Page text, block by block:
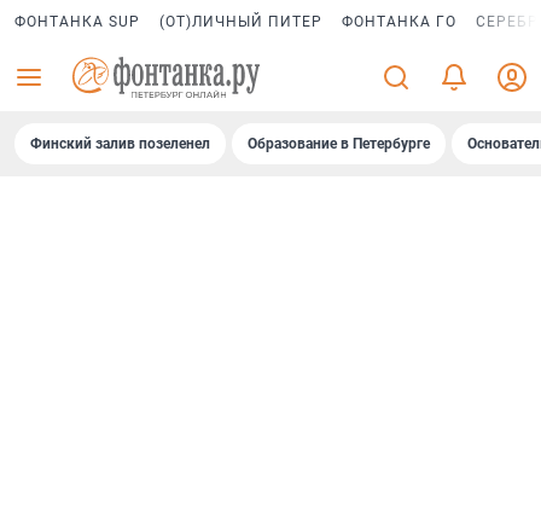
ФОНТАНКА SUP (ОТ)ЛИЧНЫЙ ПИТЕР ФОНТАНКА ГО
Финский залив позеленел Образование в Петербурге